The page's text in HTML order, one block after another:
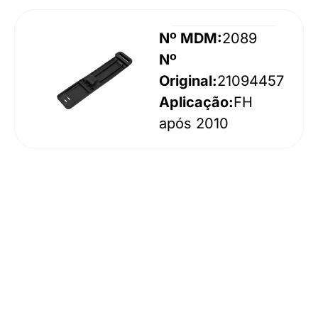
Nº MDM:2089
Nº
Original:21094457
Aplicação:FH
após 2010